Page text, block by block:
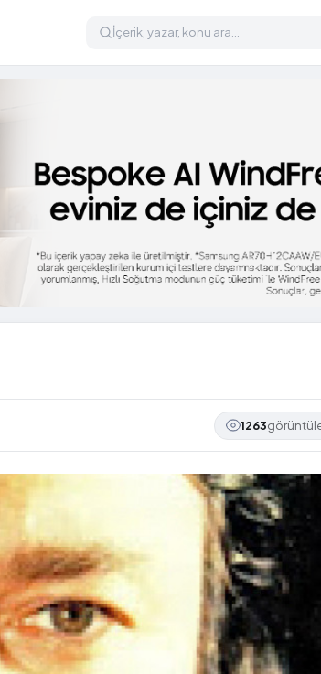
1263